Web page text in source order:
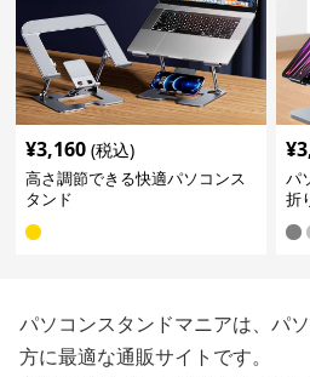
¥3,160 (税込)
高さ調節できる快適パソコンス
タンド
¥
パ
折
パソコンスタンドマニアは、パ
方に最適な通販サイトです。